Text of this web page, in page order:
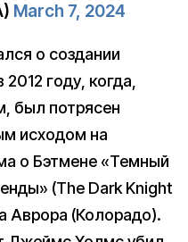
March 7, 2024
о создании
году, когда,
был потрясен
исходом на
о Бэтмене «Темный
(The Dark Knight
Аврора (Колорадо).